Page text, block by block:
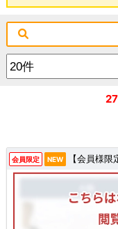
27
会員限定 NEW 【会員様限